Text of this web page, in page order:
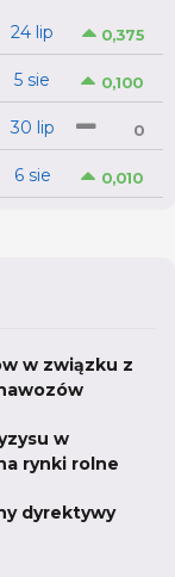
24 lip 0,375
5 sie 0,100
30 lip 0
6 sie 0,010
w związku z
w
rynki rolne
dyrektywy